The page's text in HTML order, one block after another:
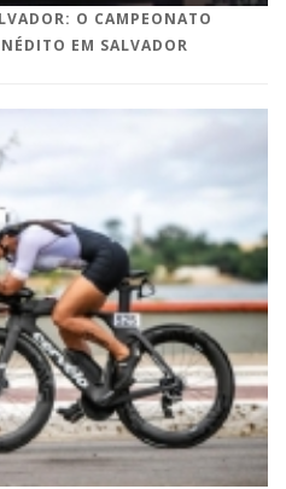
O CAMPEONATO
EM SALVADOR